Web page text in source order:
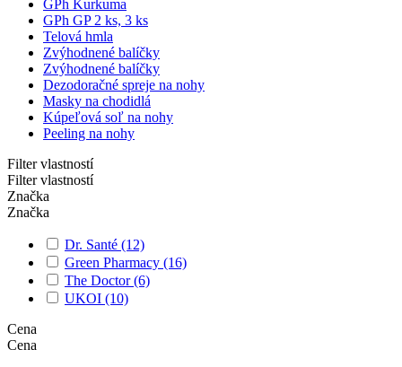
GPh Kurkuma
GPh GP 2 ks, 3 ks
Telová hmla
Zvýhodnené balíčky
Zvýhodnené balíčky
Dezodoračné spreje na nohy
Masky na chodidlá
Kúpeľová soľ na nohy
Peeling na nohy
Filter vlastností
Filter vlastností
Značka
Značka
Dr. Santé (12)
Green Pharmacy (16)
The Doctor(6)
UKOI (10)
Cena
Cena